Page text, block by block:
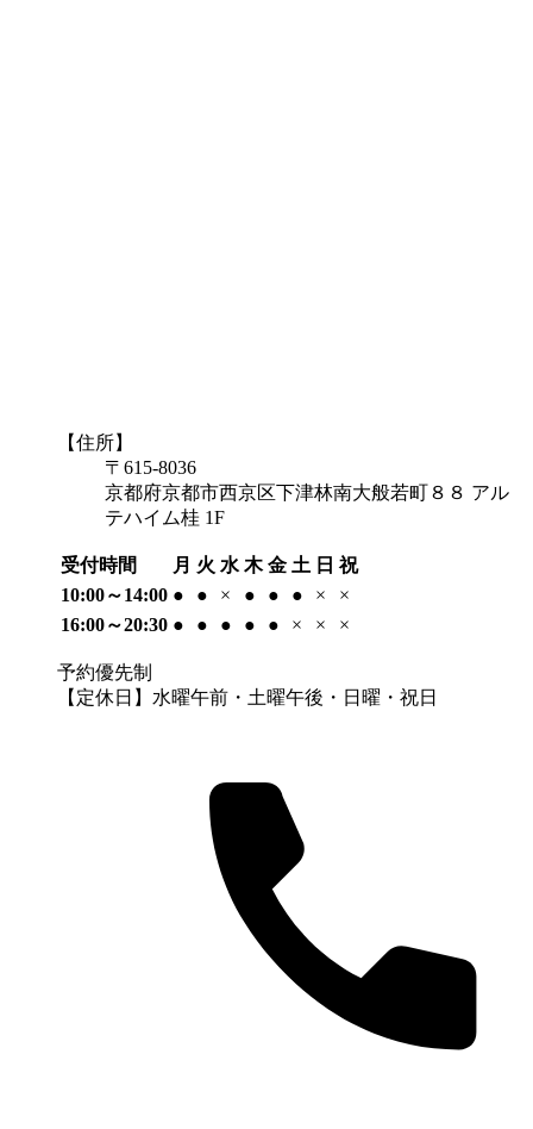
【住所】
〒615-8036
京都府京都市西京区下津林南大般若町８８ アル
テハイム桂 1F
受付時間 月 火 水 木 金 土 日 祝
10:00～14:00 ● ● × ● ● ● ×
×
16:00～20:30 ● ● ● ● ● × × ×
予約優先制
【定休日】水曜午前・土曜午後・日曜・祝日